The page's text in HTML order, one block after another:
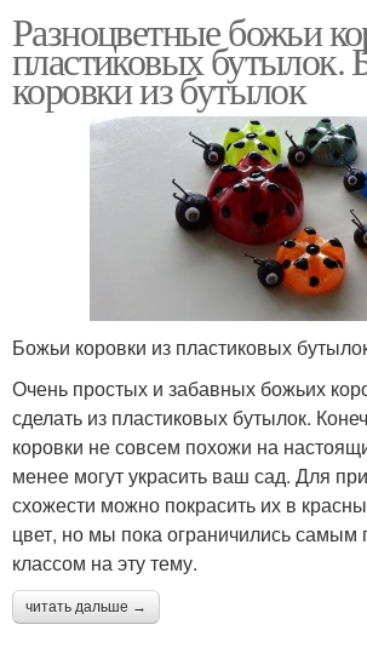
Разноцветные божьи
пластиковых бутылок.
коровки из бутылок
Божьи коровки из пластиковых
Очень простых и забавных божьих
сделать из пластиковых бутылок.
коровки не совсем похожи на
менее могут украсить ваш сад. Для
схожести можно покрасить их в
цвет, но мы пока ограничились самым
классом на эту тему.
читать дальше →